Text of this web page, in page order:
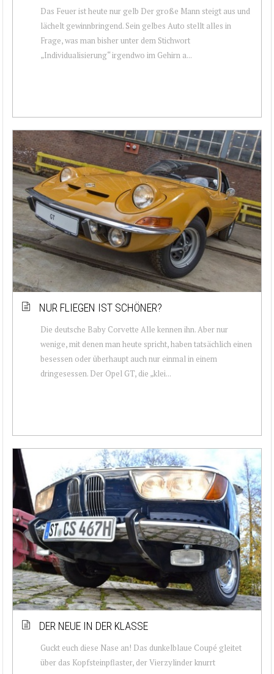
Das Feuer ist heute nur gelb Der große Mann steigt aus und
lächelt gewinnbringend. Sein gelbes Auto stellt alles in
Frage, was man bisher unter dem Stichwort
„Individualisierung“ irgendwo im Gehirn a...
NUR FLIEGEN IST SCHÖNER?
Die deutsche Baby Corvette Alle kennen ihn. Aber nur
wenige, mit denen man heute spricht, haben tatsächlich einen
besessen oder überhaupt auch nur einmal in einem
dringesessen. Der Opel GT, die „klei...
DER NEUE IN DER KLASSE
Guckt euch diese Nase an! Das dunkelblaue Coupé gleitet
über das Kopfsteinpflaster, der Vierzylinder knurrt